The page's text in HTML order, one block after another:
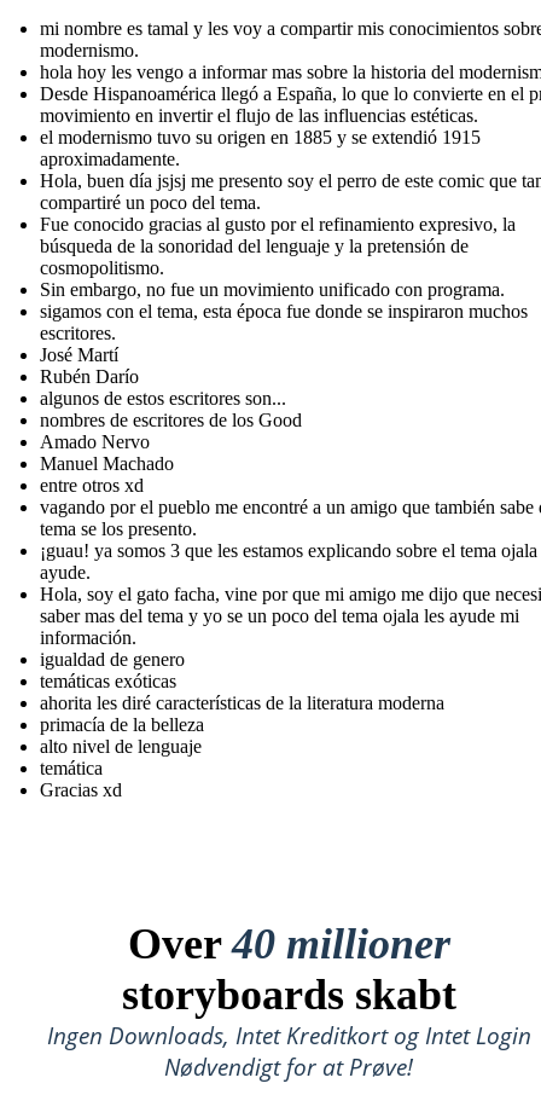
mi nombre es tamal y les voy a compartir mis conocimientos
modernismo.
hola hoy les vengo a informar mas sobre la historia del
Desde Hispanoamérica llegó a España, lo que lo convierte en el
movimiento en invertir el flujo de las influencias estéticas.
el modernismo tuvo su origen en 1885 y se extendió 1915
aproximadamente.
Hola, buen día jsjsj me presento soy el perro de este comic que
compartiré un poco del tema.
Fue conocido gracias al gusto por el refinamiento expresivo, la
búsqueda de la sonoridad del lenguaje y la pretensión de
cosmopolitismo.
Sin embargo, no fue un movimiento unificado con programa.
sigamos con el tema, esta época fue donde se inspiraron muchos
escritores.
José Martí
Rubén Darío
algunos de estos escritores son...
nombres de escritores de los Good
Amado Nervo
Manuel Machado
entre otros xd
vagando por el pueblo me encontré a un amigo que también sabe
tema se los presento.
¡guau! ya somos 3 que les estamos explicando sobre el tema
ayude.
Hola, soy el gato facha, vine por que mi amigo me dijo que
saber mas del tema y yo se un poco del tema ojala les ayude mi
información.
igualdad de genero
temáticas exóticas
ahorita les diré características de la literatura moderna
primacía de la belleza
alto nivel de lenguaje
temática
Gracias xd
Over40 millioner
storyboards skabt
Ingen Downloads, Intet Kreditkort og Intet Login
Nødvendigt for at Prøve!